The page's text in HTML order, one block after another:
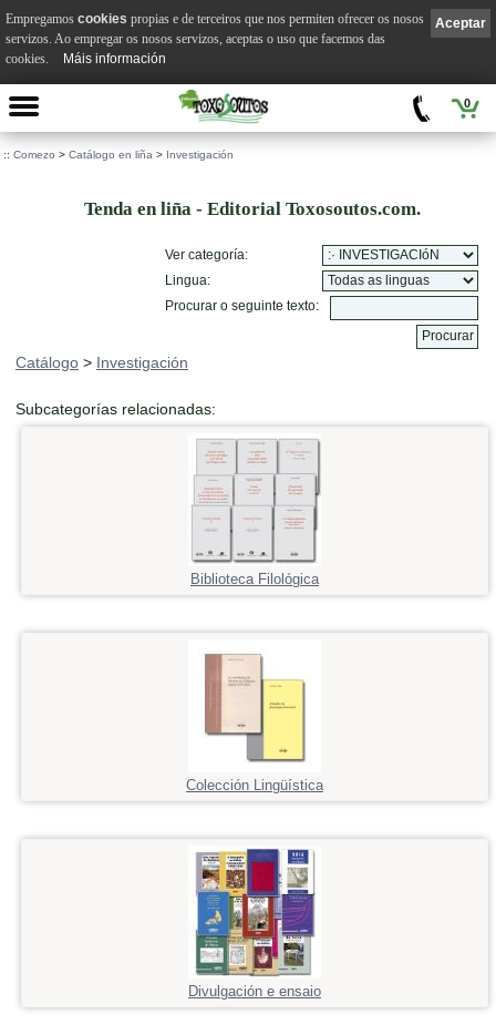
0
:: Comezo > Catálogo en liña > Investigación
Tenda en liña - Editorial Toxosoutos.com.
Ver categoría:
Lingua:
Procurar o seguinte texto:
Catálogo > Investigación
Subcategorías relacionadas:
Biblioteca Filológica
Colección Lingüística
Divulgación e ensaio
Aceptar
Empregamos cookies propias e de terceiros que nos permiten ofrecer os nosos
servizos. Ao empregar os nosos servizos, aceptas o uso que facemos das
cookies.
Máis información